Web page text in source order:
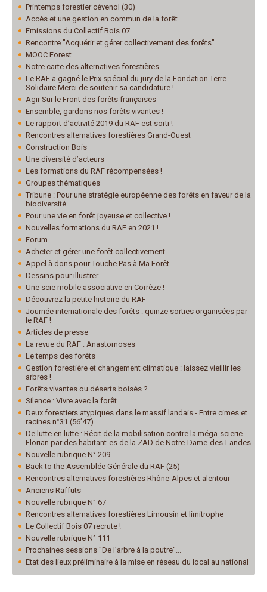
Printemps forestier cévenol (30)
Accès et une gestion en commun de la forêt
Emissions du Collectif Bois 07
Rencontre "Acquérir et gérer collectivement des forêts"
MOOC Forest
Notre carte des alternatives forestières
Le RAF a gagné le Prix spécial du jury de la Fondation Terre
Solidaire Merci de soutenir sa candidature !
Agir Sur le Front des forêts françaises
Ensemble, gardons nos forêts vivantes !
Le rapport d’activité 2019 du RAF est sorti !
Rencontres alternatives forestières Grand-Ouest
Construction Bois
Une diversité d’acteurs
Les formations du RAF récompensées !
Groupes thématiques
Tribune : Pour une stratégie européenne des forêts en faveur de la
biodiversité
Pour une vie en forêt joyeuse et collective !
Nouvelles formations du RAF en 2021 !
Forum
Acheter et gérer une forêt collectivement
Appel à dons pour Touche Pas à Ma Forêt
Dessins pour illustrer
Une scie mobile associative en Corrèze !
Découvrez la petite histoire du RAF
Journée internationale des forêts : quinze sorties organisées par
le RAF !
Articles de presse
La revue du RAF : Anastomoses
Le temps des forêts
Gestion forestière et changement climatique : laissez vieillir les
arbres !
Forêts vivantes ou déserts boisés ?
Silence : Vivre avec la forêt
Deux forestiers atypiques dans le massif landais - Entre cimes et
racines n°31 (56’47)
De lutte en lutte : Récit de la mobilisation contre la méga-scierie
Florian par des habitant-es de la ZAD de Notre-Dame-des-Landes
Nouvelle rubrique N° 209
Back to the Assemblée Générale du RAF (25)
Rencontres alternatives forestières Rhône-Alpes et alentour
Anciens Raffuts
Nouvelle rubrique N° 67
Rencontres alternatives forestières Limousin et limitrophe
Le Collectif Bois 07 recrute !
Nouvelle rubrique N° 111
Prochaines sessions "De l’arbre à la poutre"...
Etat des lieux préliminaire à la mise en réseau du local au national